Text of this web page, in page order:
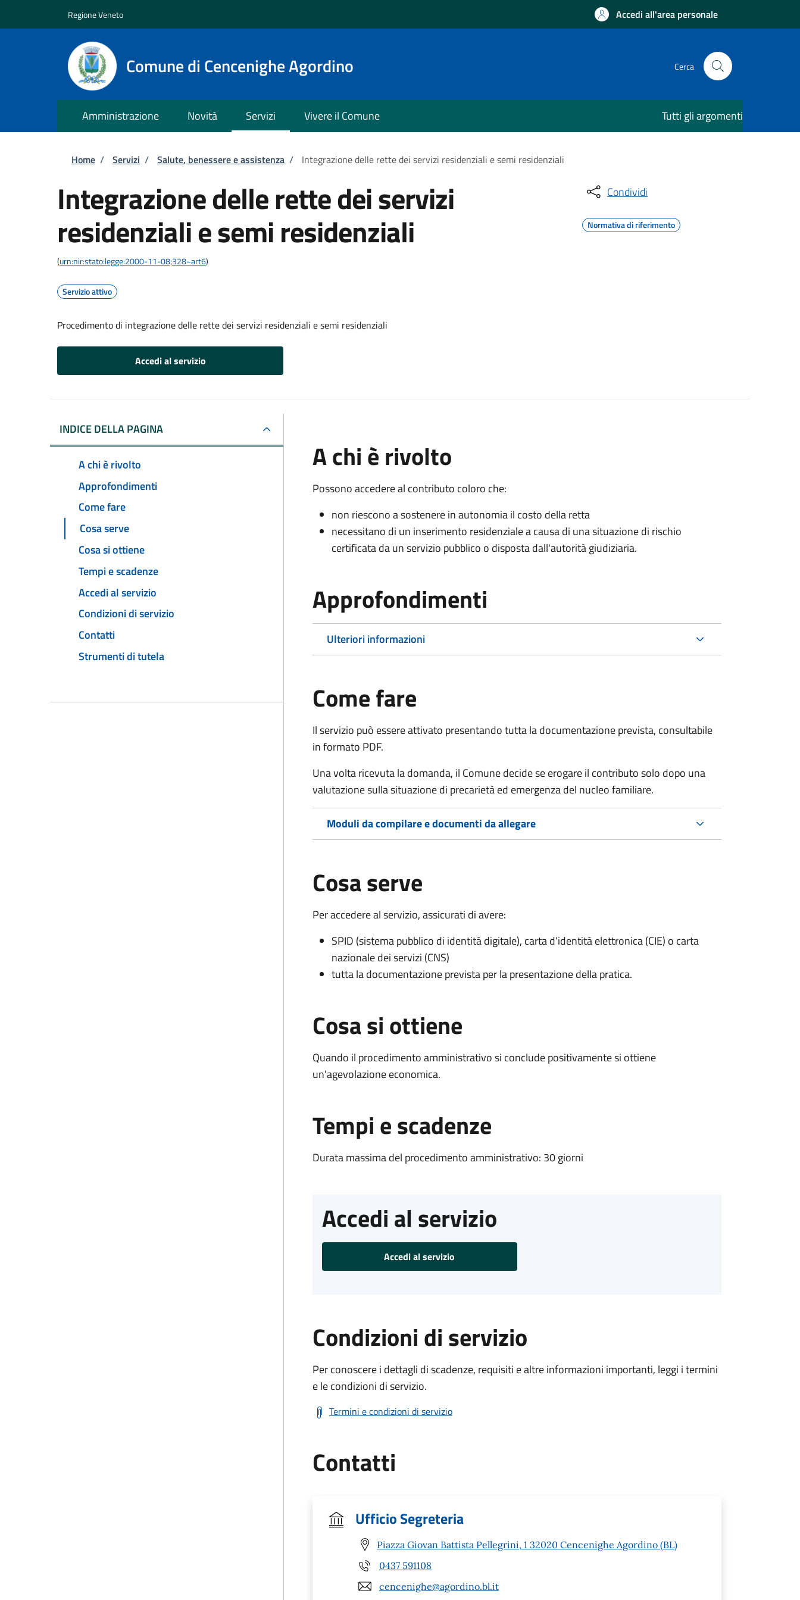
Regione Veneto Accedi all'area personale
Comune di Cencenighe Agordino Cerca
Amministrazione Novità Servizi Vivere il Comune Tutti gli argomenti
Briciole di pane
Home / Servizi / Salute, benessere e assistenza / Integrazione delle rette dei servizi residenziali e semi residenziali
Integrazione delle rette dei servizi
residenziali e semi residenziali
(urn:nir:stato:legge:2000-11-08;328~art6)
Servizio attivo
Procedimento di integrazione delle rette dei servizi residenziali e semi residenziali
Accedi al servizio
Condividi
Normativa di riferimento
INDICE DELLA PAGINA
A chi è rivolto
Approfondimenti
Come fare
Cosa serve
Cosa si ottiene
Tempi e scadenze
Accedi al servizio
Condizioni di servizio
Contatti
Strumenti di tutela
A chi è rivolto
Possono accedere al contributo coloro che:
non riescono a sostenere in autonomia il costo della retta
necessitano di un inserimento residenziale a causa di una situazione di rischio
certificata da un servizio pubblico o disposta dall'autorità giudiziaria.
Approfondimenti
Ulteriori informazioni
Come fare
Il servizio può essere attivato presentando tutta la documentazione prevista, consultabile
in formato PDF.
Una volta ricevuta la domanda, il Comune decide se erogare il contributo solo dopo una
valutazione sulla situazione di precarietà ed emergenza del nucleo familiare.
Moduli da compilare e documenti da allegare
Cosa serve
Per accedere al servizio, assicurati di avere:
SPID (sistema pubblico di identità digitale), carta d’identità elettronica (CIE) o carta
nazionale dei servizi (CNS)
tutta la documentazione prevista per la presentazione della pratica.
Cosa si ottiene
Quando il procedimento amministrativo si conclude positivamente si ottiene
un'agevolazione economica.
Tempi e scadenze
Durata massima del procedimento amministrativo: 30 giorni
Accedi al servizio
Accedi al servizio
Condizioni di servizio
Per conoscere i dettagli di scadenze, requisiti e altre informazioni importanti, leggi i termini
e le condizioni di servizio.
Termini e condizioni di servizio
Contatti
Ufficio Segreteria
Piazza Giovan Battista Pellegrini, 1 32020 Cencenighe Agordino (BL)
0437 591108
cencenighe@agordino.bl.it